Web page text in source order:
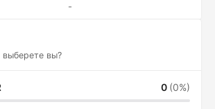
-
выберете вы?
0 (0%)